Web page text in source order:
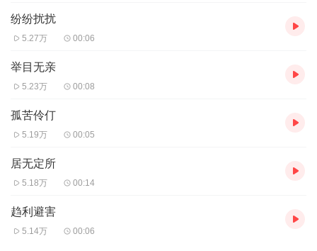
纷纷扰扰
5.27万 00:06
举目无亲
5.23万 00:08
孤苦伶仃
5.19万 00:05
居无定所
5.18万 00:14
趋利避害
5.14万 00:06